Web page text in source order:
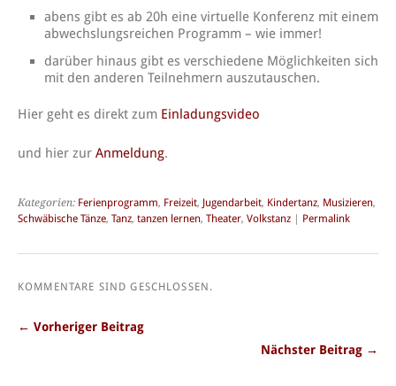
abens gibt es ab 20h eine virtuelle Konferenz mit einem
abwechslungsreichen Programm – wie immer!
darüber hinaus gibt es verschiedene Möglichkeiten sich
mit den anderen Teilnehmern auszutauschen.
Hier geht es direkt zum Einladungsvideo
und hier zur Anmeldung.
Kategorien: Ferienprogramm, Freizeit, Jugendarbeit, Kindertanz, Musizieren,
Schwäbische Tänze, Tanz, tanzen lernen, Theater, Volkstanz Permalink
KOMMENTARE SIND GESCHLOSSEN.
← Vorheriger Beitrag
Nächster Beitrag →